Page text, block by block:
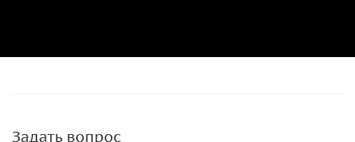
Задать вопрос